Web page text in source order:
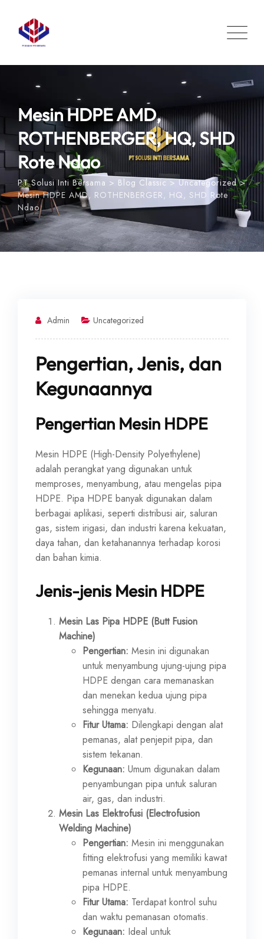
content
Mesin HDPE AMD,
ROTHENBERGER, HQ, SHD
Rote Ndao
PT Solusi Inti Bersama > Blog Classic>Uncategorized>
Mesin HDPE AMD, ROTHENBERGER, HQ, SHD Rote
Ndao
Admin Uncategorized
Pengertian, Jenis, dan
Kegunaannya
Pengertian Mesin HDPE
Mesin HDPE (High-Density Polyethylene)
adalah perangkat yang digunakan untuk
memproses, menyambung, atau mengelas pipa
HDPE. Pipa HDPE banyak digunakan dalam
berbagai aplikasi, seperti distribusi air, saluran
gas, sistem irigasi, dan industri karena kekuatan,
daya tahan, dan ketahanannya terhadap korosi
dan bahan kimia.
Jenis-jenis Mesin HDPE
Mesin Las Pipa HDPE (Butt Fusion
Machine)
Pengertian: Mesin ini digunakan
untuk menyambung ujung-ujung pipa
HDPE dengan cara memanaskan
dan menekan kedua ujung pipa
sehingga menyatu.
Fitur Utama: Dilengkapi dengan alat
pemanas, alat penjepit pipa, dan
sistem tekanan.
Kegunaan: Umum digunakan dalam
penyambungan pipa untuk saluran
air, gas, dan industri.
Mesin Las Elektrofusi (Electrofusion
Welding Machine)
Pengertian: Mesin ini menggunakan
fitting elektrofusi yang memiliki kawat
pemanas internal untuk menyambung
pipa HDPE.
Fitur Utama: Terdapat kontrol suhu
dan waktu pemanasan otomatis.
Kegunaan: Ideal untuk